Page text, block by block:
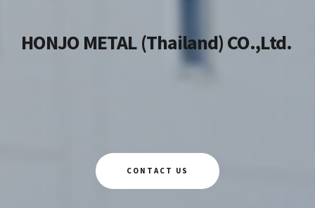
HONJO METAL (Thailand) CO.,Ltd.
CONTACT US